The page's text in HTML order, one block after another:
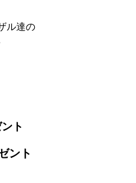
ル達の
ト
ント